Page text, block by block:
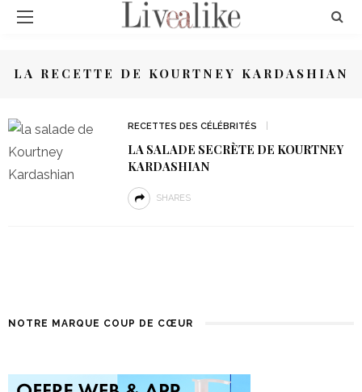
LA RECETTE DE KOURTNEY KARDASHIAN
RECETTES DES CÉLÉBRITÉS
LA SALADE SECRÈTE DE KOURTNEY
KARDASHIAN
SHARES
NOTRE MARQUE COUP DE CŒUR